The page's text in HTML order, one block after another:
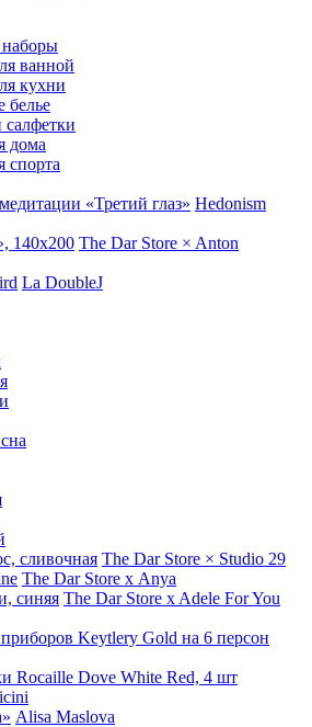
ванной
кухни
белье
салфетки
дома
спорта
«Третий глаз» Hedonism
140х200 The Dar Store × Anton
La DoubleJ
сливочная The Dar Store × Studio 29
The Dar Store x Anya
синяя The Dar Store x Adele For You
Keytlery Gold на 6 персон
Rocaille Dove White Red, 4 шт
Alisa Maslova